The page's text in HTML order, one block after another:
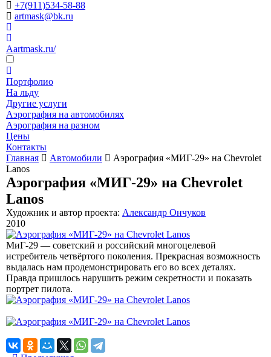
+7(911)534-58-88
artmask@bk.ru
Aartmask.ru/
Портфолио
На льду
Другие услуги
Аэрография на автомобилях
Аэрография на разном
Цены
Контакты
Главная
Автомобили
Аэрография «МИГ-29» на Chevrolet
Lanos
Аэрография «МИГ-29» на Chevrolet
Lanos
Художник и автор проекта: Александр Ончуков
2010
МиГ-29 — советский и российский многоцелевой
истребитель четвёртого поколения. Прекрасная возможность
выдалась нам продемонстрировать его во всех деталях.
Правда пришлось нарушить режим секретности и показать
портрет пилота.